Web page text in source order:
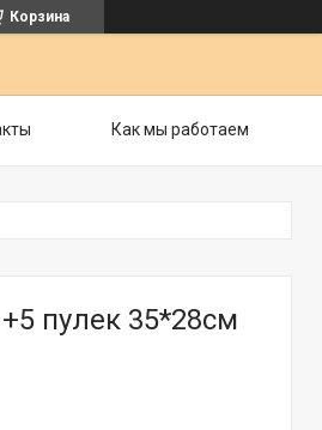
Корзина
Как мы работаем
пулек 35*28см